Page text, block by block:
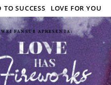
TO SUCCESS LOVE FOR YOU